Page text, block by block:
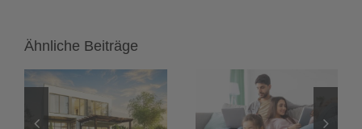
Ähnliche Beiträge
Heimnetzwerk
einrichten:
Das
und LED-
Spots: